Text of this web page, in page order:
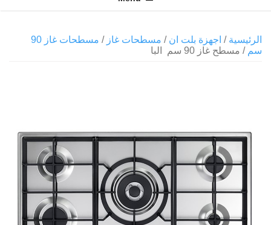
الرئيسية / اجهزة بلت ان / مسطحات غاز /
مسطحات غاز 90
سم / مسطح غاز 90 سم البا